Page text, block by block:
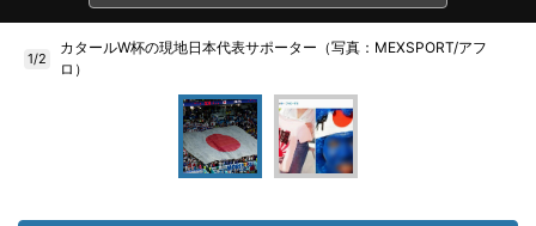
1/2
カタールW杯の現地日本代表サポーター（写真：MEXSPORT/アフ
ロ）